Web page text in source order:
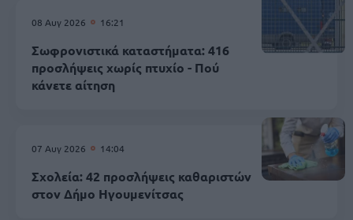
08 Αυγ 2026 16:21
Σωφρονιστικά καταστήματα: 416
προσλήψεις χωρίς πτυχίο - Πού
κάνετε αίτηση
07 Αυγ 2026 14:04
Σχολεία: 42 προσλήψεις καθαριστών
στον Δήμο Ηγουμενίτσας